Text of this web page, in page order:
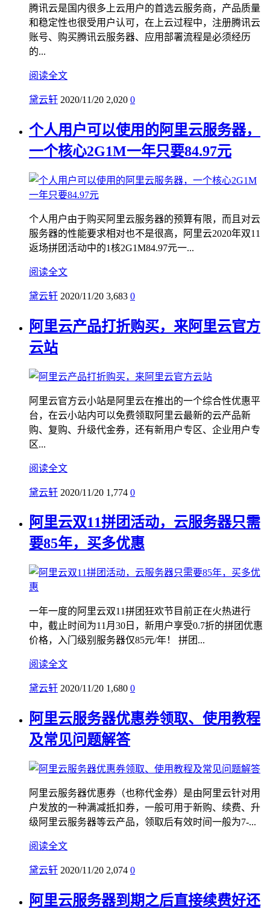
腾讯云是国内很多上云用户的首选云服务商，产品质量
和稳定性也很受用户认可，在上云过程中，注册腾讯云
账号、购买腾讯云服务器、应用部署流程是必须经历
的...
阅读全文
黛云轩 2020/11/20 2,020 0
个人用户可以使用的阿里云服务器，
一个核心2G1M一年只要84.97元
个人用户由于购买阿里云服务器的预算有限，而且对云
服务器的性能要求相对也不是很高，阿里云2020年双11
返场拼团活动中的1核2G1M84.97元一...
阅读全文
黛云轩 2020/11/20 3,683 0
阿里云产品打折购买，来阿里云官方
云站
阿里云官方云小站是阿里云在推出的一个综合性优惠平
台，在云小站内可以免费领取阿里云最新的云产品新
购、复购、升级代金券，还有新用户专区、企业用户专
区...
阅读全文
黛云轩 2020/11/20 1,774 0
阿里云双11拼团活动，云服务器只需
要85年，买多优惠
一年一度的阿里云双11拼团狂欢节目前正在火热进行
中，截止时间为11月30日，新用户享受0.7折的拼团优惠
价格，入门级别服务器仅85元/年！ 拼团...
阅读全文
黛云轩 2020/11/20 1,680 0
阿里云服务器优惠券领取、使用教程
及常见问题解答
阿里云服务器优惠券（也称代金券）是由阿里云针对用
户发放的一种满减抵扣券，一般可用于新购、续费、升
级阿里云服务器等云产品，领取后有效时间一般为7-...
阅读全文
黛云轩 2020/11/20 2,074 0
阿里云服务器到期之后直接续费好还